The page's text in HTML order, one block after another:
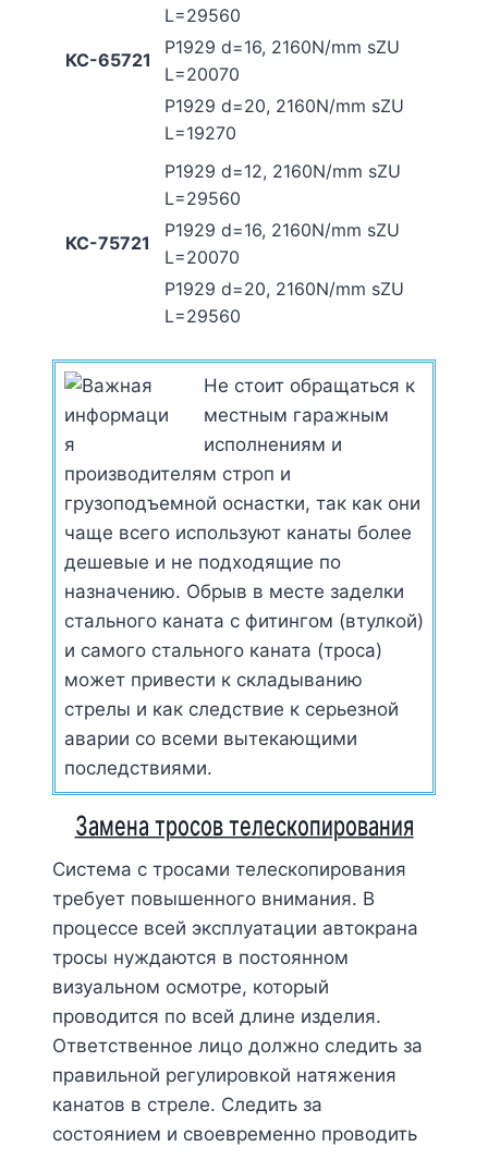
КС-65721
L=29560
P1929 d=16, 2160N/mm sZU
L=20070
P1929 d=20, 2160N/mm sZU
L=19270
КС-75721
P1929 d=12, 2160N/mm sZU
L=29560
P1929 d=16, 2160N/mm sZU
L=20070
P1929 d=20, 2160N/mm sZU
L=29560
Не стоит обращаться к
местным гаражным
исполнениям и
производителям строп и
грузоподъемной оснастки, так как они
чаще всего используют канаты более
дешевые и не подходящие по
назначению. Обрыв в месте заделки
стального каната с фитингом (втулкой)
и самого стального каната (троса)
может привести к складыванию
стрелы и как следствие к серьезной
аварии со всеми вытекающими
последствиями.
Замена тросов телескопирования
Система с тросами телескопирования
требует повышенного внимания. В
процессе всей эксплуатации автокрана
тросы нуждаются в постоянном
визуальном осмотре, который
проводится по всей длине изделия.
Ответственное лицо должно следить за
правильной регулировкой натяжения
канатов в стреле. Следить за
состоянием и своевременно проводить